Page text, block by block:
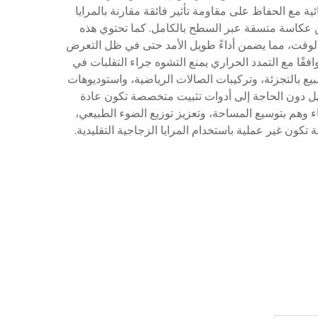
عاكسة استثنائية مع الحفاظ على مقاومة تأثير فائقة مقارنة بالمرايا
عكاسة متسقة عبر السطح بالكامل. كما تحتوي هذه
والتدهور بمرور الوقت، مما يضمن أداءً طويل الأمد حتى في ظل التعرض
مع التمدد الحراري يمنع التشوه جراء التقلبات في
مقاس 12 × 24 بسماكة 1/8 الزينة المعمارية، وعروض البيع بالتجزئة، وتركيبات الصالات الرياضية، واستوديوهات
دون الحاجة إلى أدوات تثبيت متخصصة تكون عادة
وغالبًا ما يستخدم المصممون الداخليون صفيحة المرايا الأكريليكية مقاس 12 × 24 بسماكة 1/8 لإنشاء وهم بتوسيع المساحة، وتعزيز توزيع الضوء الطبيعي،
غير عملية باستخدام المرايا الزجاجية التقليدية.